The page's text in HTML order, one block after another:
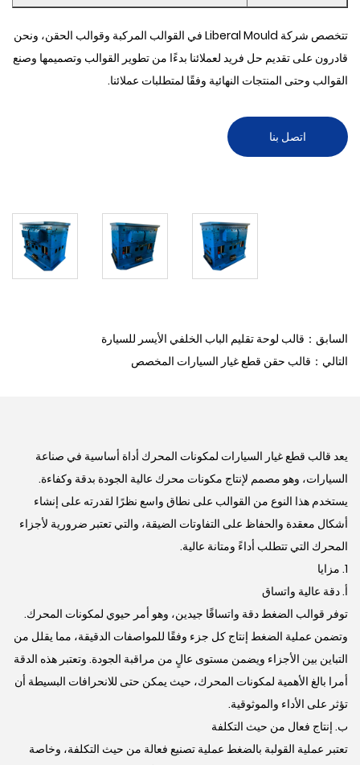
تتخصص شركة Liberal Mould في القوالب المركبة وقوالب الحقن، ونحن
قادرون على تقديم حل فريد لعملائنا بدءًا من تطوير القوالب وتصميمها وصنع
القوالب وحتى المنتجات النهائية وفقًا لمتطلبات عملائنا.
اتصل بنا
السابق：قالب لوحة تقليم الباب الخلفي الأيسر للسيارة
التالي：قالب حقن قطع غيار السيارات المخصص
يعد قالب قطع غيار السيارات لمكونات المحرك أداة أساسية في صناعة
السيارات، وهو مصمم لإنتاج مكونات محرك عالية الجودة بدقة وكفاءة.
يستخدم هذا النوع من القوالب على نطاق واسع نظرًا لقدرته على إنشاء
أشكال معقدة والحفاظ على التفاوتات الضيقة، والتي تعتبر ضرورية لأجزاء
المحرك التي تتطلب أداءً ومتانة عالية.
1. مزايا
أ. دقة عالية واتساق
توفر قوالب الضغط دقة واتساقًا جيدين، وهو أمر حيوي لمكونات المحرك.
وتضمن عملية الضغط إنتاج كل جزء وفقًا للمواصفات الدقيقة، مما يقلل من
التباين بين الأجزاء ويضمن مستوى عالٍ من مراقبة الجودة. وتعتبر هذه الدقة
أمرا بالغ الأهمية لمكونات المحرك، حيث يمكن حتى للانحرافات البسيطة أن
تؤثر على الأداء والموثوقية.
ب. إنتاج فعال من حيث التكلفة
تعتبر عملية القولبة بالضغط عملية تصنيع فعالة من حيث التكلفة، وخاصة